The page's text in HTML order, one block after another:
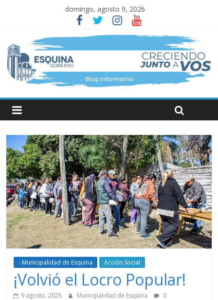
domingo, agosto 9, 2026
- Municipalidad de Esquina Acción Social
¡Volvió el Locro Popular!
9 agosto, 2025 Municipalidad de Esquina
0